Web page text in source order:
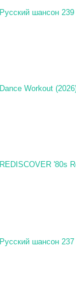
Русский шансон 239
Dance Workout
REDISCOVER '80s
Русский шансон 237